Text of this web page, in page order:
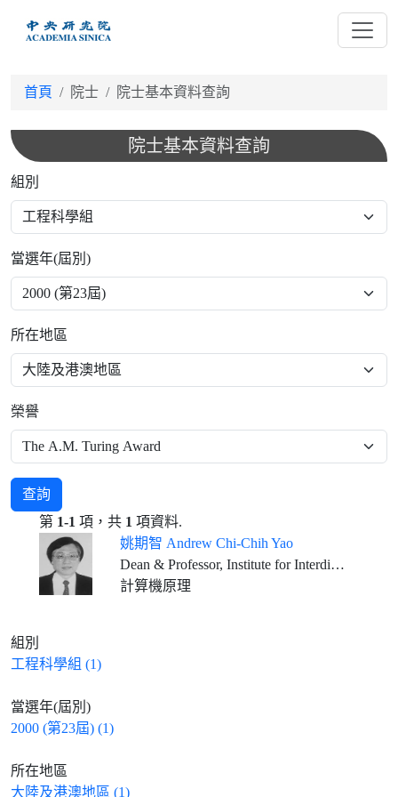
首頁 院士 院士基本資料查詢
院士基本資料查詢
組別
當選年(屆別)
所在地區
榮譽
查詢
第 1-1 項，共 1 項資料.
姚期智 Andrew Chi-Chih Yao
Dean & Professor, Institute for Interdisciplinary Information Sciences, Tsinghua University, Beijing
計算機原理
組別
工程科學組 (1)
當選年(屆別)
2000 (第23屆) (1)
所在地區
大陸及港澳地區 (1)